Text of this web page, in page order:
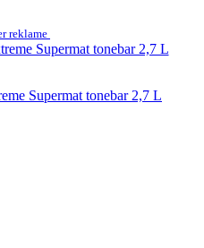
reklame
Supermat tonebar 2,7 L